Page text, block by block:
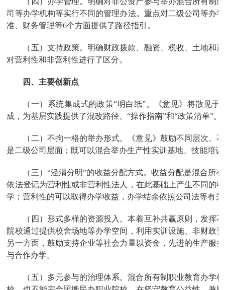
司等办学机构等实行不同的管理办法。重点对二级公司等办
准、财务管理等6个方面提供了路径指引。
（五）支持政策。明确财政拨款、融资、税收、土地和
对营利性和非营利性进行了区分。
四、主要创新点
（一）系统集成式的政策“明白纸”。《意见》将散见
成，为基层实践提供了混改路径、“操作指南”和“政策清单”。
（二）不拘一格的举办形式。《意见》鼓励不同层次、
是二级公司层面；既可以混合举办生产性实训基地、技能培
（三）“泾渭分明”的收益分配方式。收益分配是混合
依法登记为营利性或非营利性法人，在此基础上产生不同的
学；营利性的可以取得办学收益，办学结余依照公司法等有
（四）形式多样的资源投入。本着互补共赢原则，发挥
院校通过提供校舍场地等办学空间，利用实训设施、非财政
另一方面，鼓励支持企业等社会力量以资金，先进的生产服
与合作办学。
（五）多元参与的治理体系。混合所有制职业教育办学